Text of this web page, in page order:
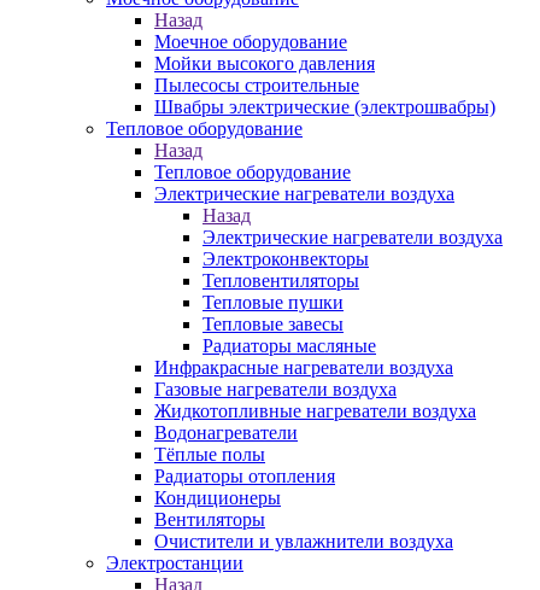
Назад
Моечное оборудование
Мойки высокого давления
Пылесосы строительные
Швабры электрические (электрошвабры)
Тепловое оборудование
Назад
Тепловое оборудование
Электрические нагреватели воздуха
Назад
Электрические нагреватели воздуха
Электроконвекторы
Тепловентиляторы
Тепловые пушки
Тепловые завесы
Радиаторы масляные
Инфракрасные нагреватели воздуха
Газовые нагреватели воздуха
Жидкотопливные нагреватели воздуха
Водонагреватели
Тёплые полы
Радиаторы отопления
Кондиционеры
Вентиляторы
Очистители и увлажнители воздуха
Электростанции
Назад